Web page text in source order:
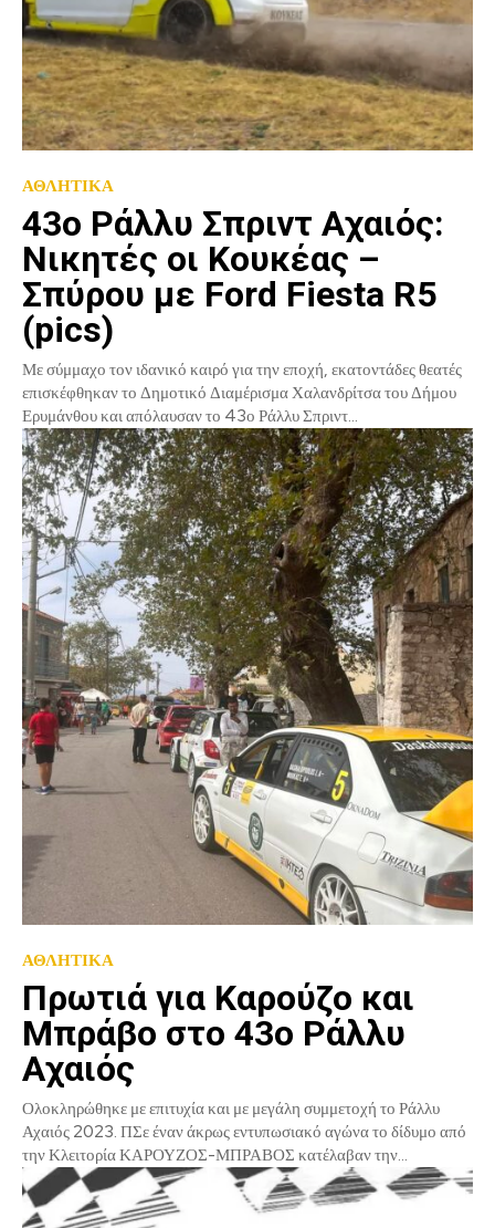
ΑΘΛΗΤΙΚΑ
43o Ράλλυ Σπριντ Αχαιός:
Νικητές οι Κουκέας –
Σπύρου με Ford Fiesta R5
(pics)
Με σύμμαχο τον ιδανικό καιρό για την εποχή, εκατοντάδες θεατές
επισκέφθηκαν το Δημοτικό Διαμέρισμα Χαλανδρίτσα του Δήμου
Ερυμάνθου και απόλαυσαν το 43ο Ράλλυ Σπριντ...
ΑΘΛΗΤΙΚΑ
Πρωτιά για Καρούζο και
Μπράβο στο 43ο Ράλλυ
Αχαιός
Ολοκληρώθηκε με επιτυχία και με μεγάλη συμμετοχή το Ράλλυ
Αχαιός 2023. ΠΣε έναν άκρως εντυπωσιακό αγώνα το δίδυμο από
την Κλειτορία ΚΑΡΟΥΖΟΣ-ΜΠΡΑΒΟΣ κατέλαβαν την...